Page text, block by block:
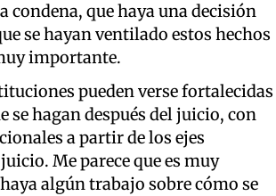
condena, que haya una decisión
se hayan ventilado estos hechos
importante.
pueden verse fortalecidas
se hagan después del juicio, con
a partir de los ejes
Me parece que es muy
algún trabajo sobre cómo se